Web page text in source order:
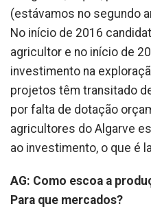
(estávamos no segundo
No início de 2016
agricultor e no início de
investimento na
projetos têm transitado
por falta de dotação
agricultores do Algarve
ao investimento, o que é
AG: Como escoa a
Para que mercados?